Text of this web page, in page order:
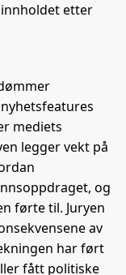
etter
mediets
legger vekt på
og
førte til. Juryen
av
har ført
fått politiske